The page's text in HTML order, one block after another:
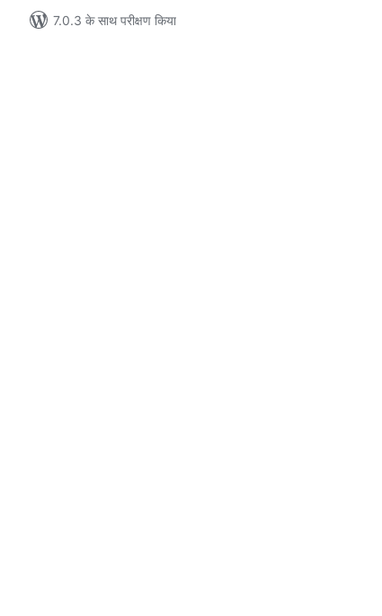
7.0.3 के साथ परीक्षण किया